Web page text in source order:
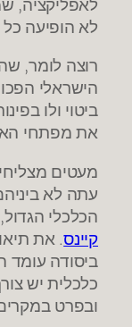
לאפליקציה,
לא הופיעה
רוצה לומר,
הישראלי
ביטוי ולו
את מפתחי
מעטים
הכלכלי
קיינס. את
ביסודה עומד
כלכלית יש
ובפרט